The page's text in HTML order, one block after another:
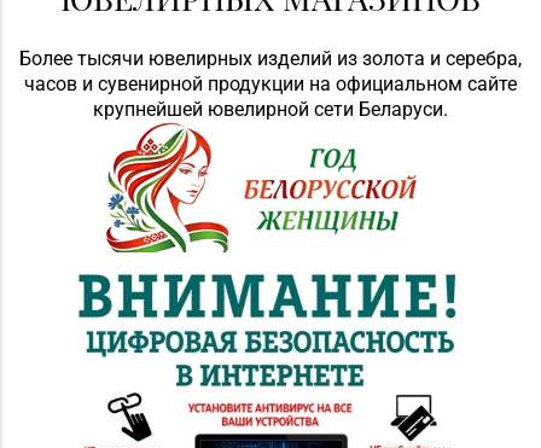
Более тысячи ювелирных изделий из золота и серебра,
часов и сувенирной продукции на официальном сайте
крупнейшей ювелирной сети Беларуси.